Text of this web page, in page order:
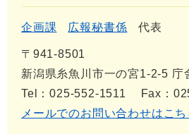
企画課 広報秘書係 代表
〒941-8501
新潟県糸魚川市一の宮1-2-5 庁
Tel：025-552-1511
Fax：
メールでのお問い合わせはこち